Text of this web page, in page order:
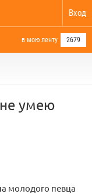
Вход
в мою ленту 2679
умею
молодого певца